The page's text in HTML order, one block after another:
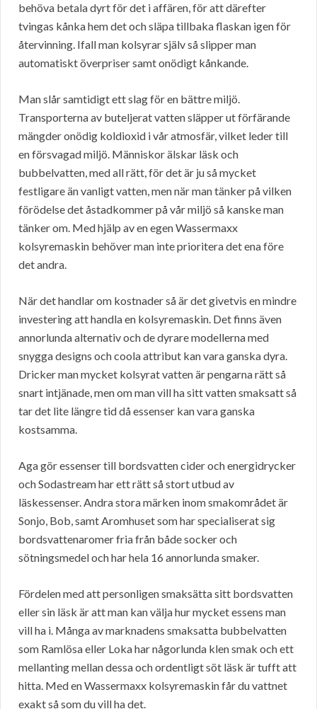
behöva betala dyrt för det i affären, för att därefter
tvingas kånka hem det och släpa tillbaka flaskan igen för
återvinning. Ifall man kolsyrar själv så slipper man
automatiskt överpriser samt onödigt kånkande.
Man slår samtidigt ett slag för en bättre miljö.
Transporterna av buteljerat vatten släpper ut förfärande
mängder onödig koldioxid i vår atmosfär, vilket leder till
en försvagad miljö. Människor älskar läsk och
bubbelvatten, med all rätt, för det är ju så mycket
festligare än vanligt vatten, men när man tänker på vilken
förödelse det åstadkommer på vår miljö så kanske man
tänker om. Med hjälp av en egen Wassermaxx
kolsyremaskin behöver man inte prioritera det ena före
det andra.
När det handlar om kostnader så är det givetvis en mindre
investering att handla en kolsyremaskin. Det finns även
annorlunda alternativ och de dyrare modellerna med
snygga designs och coola attribut kan vara ganska dyra.
Dricker man mycket kolsyrat vatten är pengarna rätt så
snart intjänade, men om man vill ha sitt vatten smaksatt så
tar det lite längre tid då essenser kan vara ganska
kostsamma.
Aga gör essenser till bordsvatten cider och energidrycker
och Sodastream har ett rätt så stort utbud av
läskessenser. Andra stora märken inom smakområdet är
Sonjo, Bob, samt Aromhuset som har specialiserat sig
bordsvattenaromer fria från både socker och
sötningsmedel och har hela 16 annorlunda smaker.
Fördelen med att personligen smaksätta sitt bordsvatten
eller sin läsk är att man kan välja hur mycket essens man
vill ha i. Många av marknadens smaksatta bubbelvatten
som Ramlösa eller Loka har någorlunda klen smak och ett
mellanting mellan dessa och ordentligt söt läsk är tufft att
hitta. Med en Wassermaxx kolsyremaskin får du vattnet
exakt så som du vill ha det.